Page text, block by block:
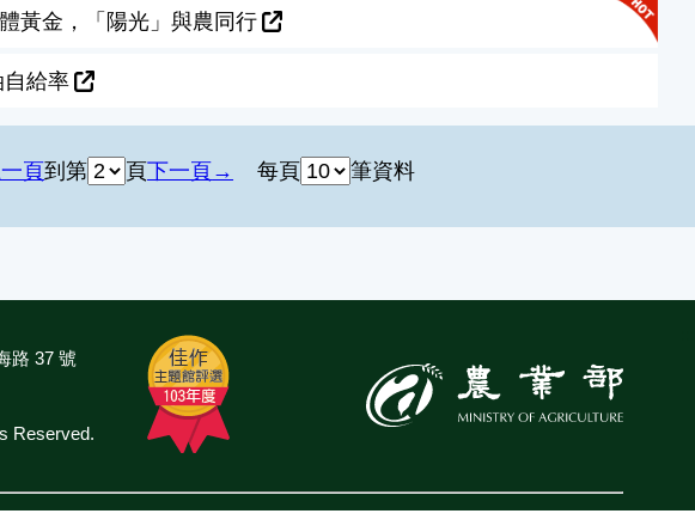
黃金，「陽光」與農同行
給率
一頁到第 頁下一頁 每頁 筆資料
路 37 號
Reserved.